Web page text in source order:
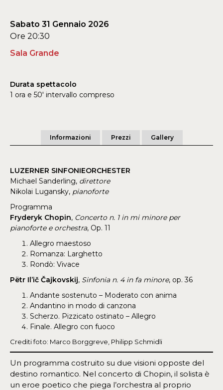
Sabato 31 Gennaio 2026
Ore 20:30
Sala Grande
Durata spettacolo
1 ora e 50' intervallo compreso
Informazioni Prezzi Gallery
LUZERNER SINFONIEORCHESTER
Michael Sanderling, direttore
Nikolai Lugansky, pianoforte
Programma
Fryderyk Chopin, Concerto n. 1 in mi minore per
pianoforte e orchestra, Op. 11
Allegro maestoso
Romanza: Larghetto
Rondò: Vivace
Pëtr Il’ič Čajkovskij, Sinfonia n. 4 in fa minore, op. 36
Andante sostenuto – Moderato con anima
Andantino in modo di canzona
Scherzo. Pizzicato ostinato – Allegro
Finale. Allegro con fuoco
Crediti foto: Marco Borggreve, Philipp Schmidli
Un programma costruito su due visioni opposte del
destino romantico. Nel concerto di Chopin, il solista è
un eroe poetico che piega l’orchestra al proprio